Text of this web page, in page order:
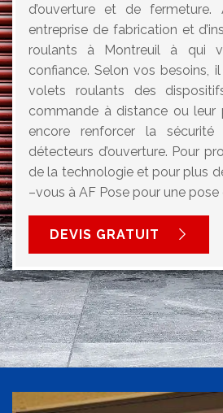
d’ouverture et de
entreprise de fabrication et
roulants à Montreuil à qui
confiance. Selon vos besoins,
volets roulants des
commande à distance ou leur
encore renforcer la
détecteurs d’ouverture. Pour
de la technologie et pour plus
–vous à AF Pose pour une
DEVIS GRATUIT